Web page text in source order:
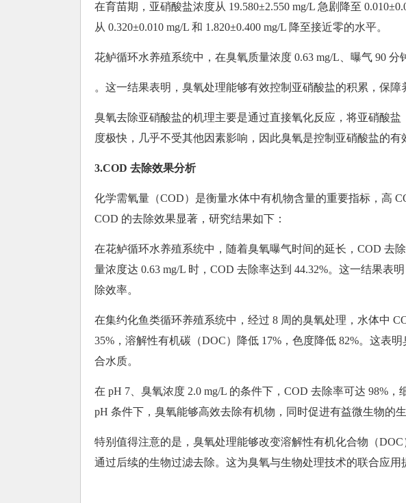
在育苗期，亚硝酸盐浓度从 19.580±2.550 mg/L 急剧降至
从 0.320±0.010 mg/L 和 1.820±0.400 mg/L 降至接近零的水平。
花鲈循环水养殖系统中，在臭氧质量浓度 0.63 mg/L、曝气 90 分
。这一结果表明，臭氧处理能够有效控制亚硝酸盐的积累，保障
臭氧去除亚硝酸盐的机理主要是通过直接氧化反应，将亚硝酸盐
度极快，几乎不受其他因素影响，因此臭氧是控制亚硝酸盐的有
3.COD 去除效果分析
化学需氧量（COD）是衡量水体中有机物含量的重要指标，高
COD 的去除效果显著，研究结果如下：
在花鲈循环水养殖系统中，随着臭氧曝气时间的延长，COD 去
量浓度达 0.63 mg/L 时，COD 去除率达到 44.32%。这一结果表
除效率。
在集约化鱼类循环养殖系统中，经过 8 周的臭氧处理，水体中
35%，溶解性有机碳（DOC）降低 17%，色度降低 82%。这表
合水质。
在 pH 7、臭氧浓度 2.0 mg/L 的条件下，COD 去除率可达 98%
pH 条件下，臭氧能够高效去除有机物，同时促进有益微生物的生
特别值得注意的是，臭氧处理能够改变溶解性有机化合物（
通过后续的生物过滤去除。这为臭氧与生物处理技术的联合应用